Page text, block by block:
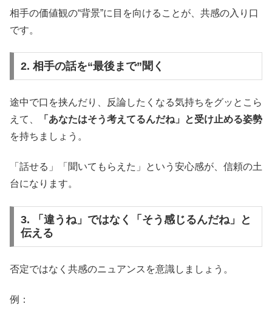
相手の価値観の“背景”に目を向けることが、共感の入り口
です。
2. 相手の話を“最後まで”聞く
途中で口を挟んだり、反論したくなる気持ちをグッとこら
えて、
「あなたはそう考えてるんだね」と受け止める姿勢
を持ちましょう。
「話せる」「聞いてもらえた」という安心感が、信頼の土
台になります。
3. 「違うね」ではなく「そう感じるんだね」と
伝える
否定ではなく共感のニュアンスを意識しましょう。
例：